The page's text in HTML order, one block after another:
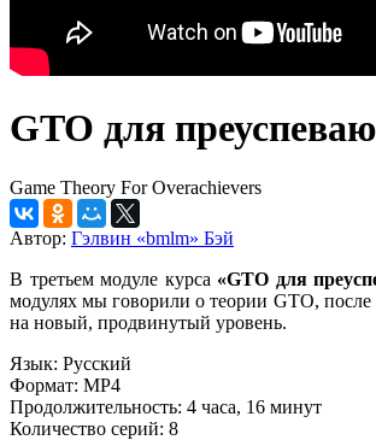
GTO для
Game Theory For Overachievers
Автор: Гэлвин «bmlm» Бэй
В третьем модуле курса «GTO для
модулях мы говорили о теории GTO,
на новый, продвинутый уровень.
Язык: Русский
Формат: MP4
Продолжительность: 4 часа, 16 минут
Количество серий: 8